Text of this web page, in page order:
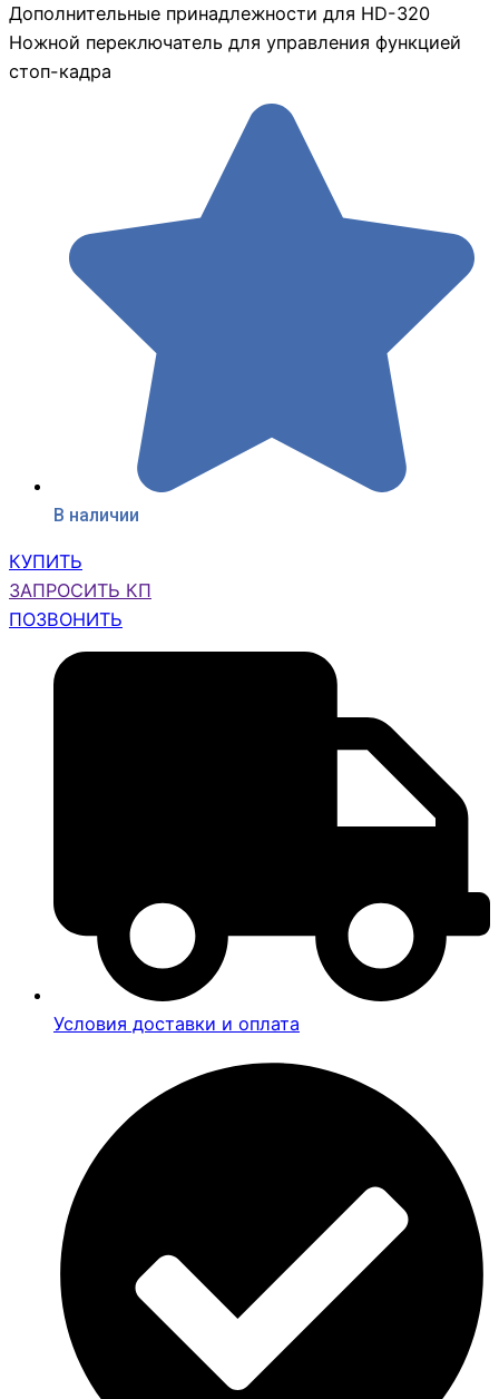
Дополнительные принадлежности для HD-320
Ножной переключатель для управления функцией
стоп-кадра
В наличии
КУПИТЬ
ЗАПРОСИТЬ КП
ПОЗВОНИТЬ
Условия доставки и оплата